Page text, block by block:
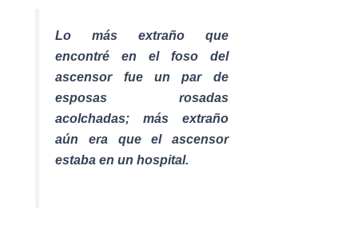
Lo más extraño que
encontré en el foso del
ascensor fue un par de
esposas rosadas
acolchadas; más extraño
aún era que el ascensor
estaba en un hospital.